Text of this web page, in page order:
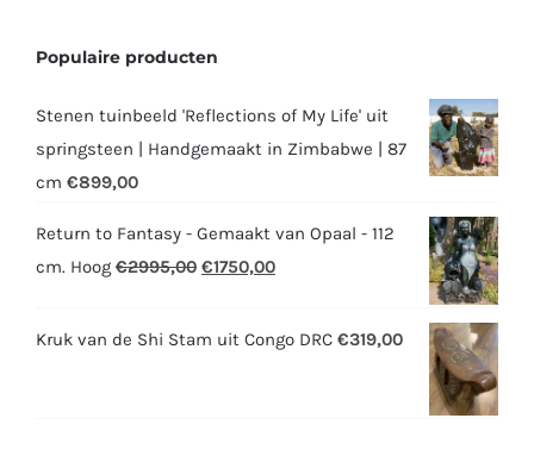
Populaire producten
Stenen tuinbeeld 'Reflections of My Life' uit
springsteen | Handgemaakt in Zimbabwe | 87
cm €899,00
Return to Fantasy - Gemaakt van Opaal - 112
cm. Hoog €2995,00 Oorspronkelijke
was:
€1750,00Huidige
is:
Kruk van de Shi Stam uit Congo DRC €319,00